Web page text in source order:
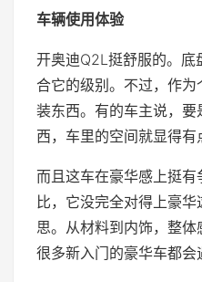
车辆使用体验
开奥迪Q2L挺舒服的。底
合它的级别。不过，作
装东西。有的车主说，
西，车里的空间就显得有
而且这车在豪华感上挺
比，它没完全对得上豪
思。从材料到内饰，整
很多新入门的豪华车都会